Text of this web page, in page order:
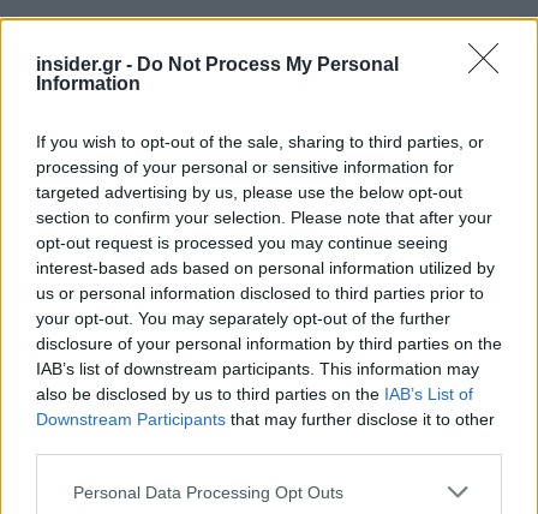
insider.gr - Do Not Process My Personal
Information
If you wish to opt-out of the sale, sharing to third parties, or
processing of your personal or sensitive information for
targeted advertising by us, please use the below opt-out
section to confirm your selection. Please note that after your
opt-out request is processed you may continue seeing
interest-based ads based on personal information utilized by
us or personal information disclosed to third parties prior to
your opt-out. You may separately opt-out of the further
disclosure of your personal information by third parties on the
IAB’s list of downstream participants. This information may
also be disclosed by us to third parties on the IAB’s List of
Downstream Participants that may further disclose it to other
Please note that this website/app uses one or more Google
Personal Data Processing Opt Outs
Ακολουθήστε τοinsider.gr στο Google Newsκαι μάθετε
από την Ελλάδα και τον κόσμο.